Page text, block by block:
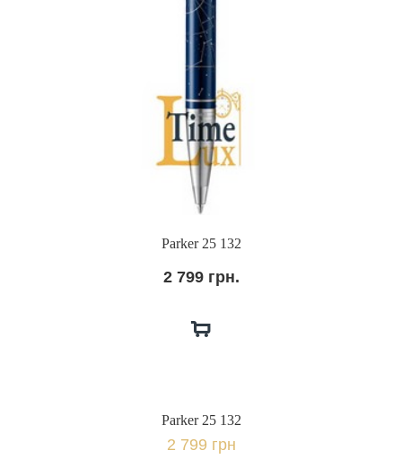
Parker 25 132
2 799 грн.
Parker 25 132
2 799 грн